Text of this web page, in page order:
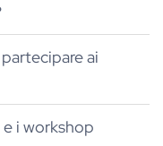
ai
i workshop